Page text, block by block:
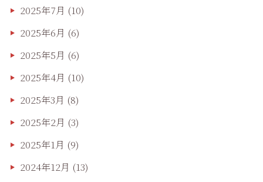
2025年7月 (10)
2025年6月 (6)
2025年5月 (6)
2025年4月 (10)
2025年3月 (8)
2025年2月 (3)
2025年1月 (9)
2024年12月 (13)